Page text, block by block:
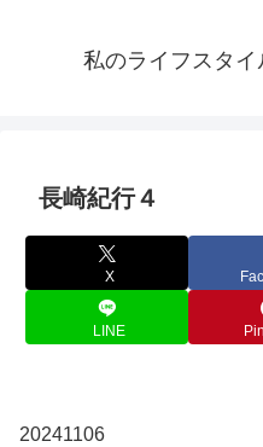
私のライフスタ
長崎紀行４
X
LINE
20241106